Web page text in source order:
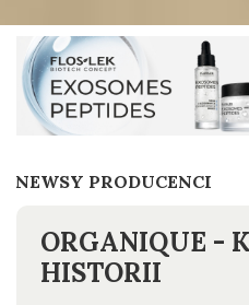
NEWSY PRODUCENCI
ORGANIQUE -
HISTORII